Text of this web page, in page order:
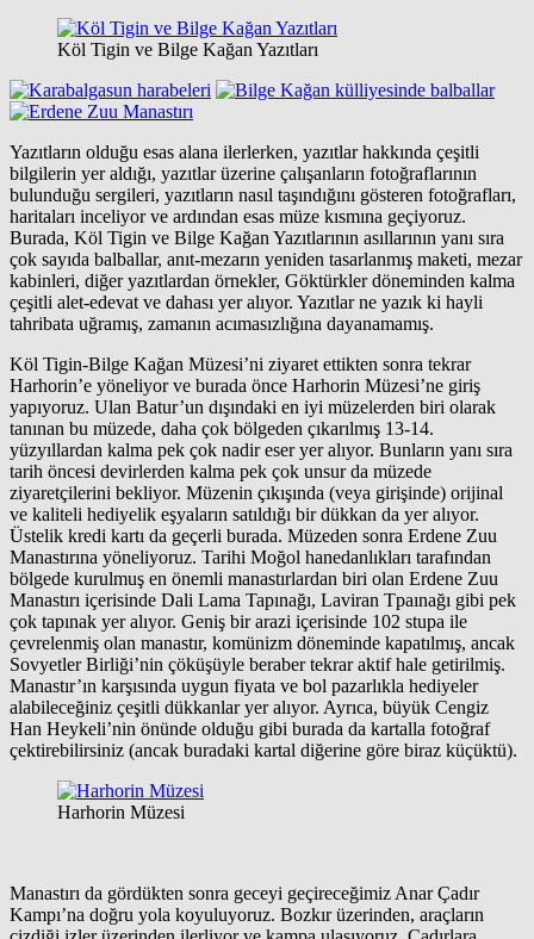
Köl Tigin ve Bilge Kağan Yazıtları
Yazıtların olduğu esas alana ilerlerken, yazıtlar hakkında çeşitli
bilgilerin yer aldığı, yazıtlar üzerine çalışanların fotoğraflarının
bulunduğu sergileri, yazıtların nasıl taşındığını gösteren fotoğrafları,
haritaları inceliyor ve ardından esas müze kısmına geçiyoruz.
Burada, Köl Tigin ve Bilge Kağan Yazıtlarının asıllarının yanı sıra
çok sayıda balballar, anıt-mezarın yeniden tasarlanmış maketi, mezar
kabinleri, diğer yazıtlardan örnekler, Göktürkler döneminden kalma
çeşitli alet-edevat ve dahası yer alıyor. Yazıtlar ne yazık ki hayli
tahribata uğramış, zamanın acımasızlığına dayanamamış.
Köl Tigin-Bilge Kağan Müzesi’ni ziyaret ettikten sonra tekrar
Harhorin’e yöneliyor ve burada önce Harhorin Müzesi’ne giriş
yapıyoruz. Ulan Batur’un dışındaki en iyi müzelerden biri olarak
tanınan bu müzede, daha çok bölgeden çıkarılmış 13-14.
yüzyıllardan kalma pek çok nadir eser yer alıyor. Bunların yanı sıra
tarih öncesi devirlerden kalma pek çok unsur da müzede
ziyaretçilerini bekliyor. Müzenin çıkışında (veya girişinde) orijinal
ve kaliteli hediyelik eşyaların satıldığı bir dükkan da yer alıyor.
Üstelik kredi kartı da geçerli burada. Müzeden sonra Erdene Zuu
Manastırına yöneliyoruz. Tarihi Moğol hanedanlıkları tarafından
bölgede kurulmuş en önemli manastırlardan biri olan Erdene Zuu
Manastırı içerisinde Dali Lama Tapınağı, Laviran Tpaınağı gibi pek
çok tapınak yer alıyor. Geniş bir arazi içerisinde 102 stupa ile
çevrelenmiş olan manastır, komünizm döneminde kapatılmış, ancak
Sovyetler Birliği’nin çöküşüyle beraber tekrar aktif hale getirilmiş.
Manastır’ın karşısında uygun fiyata ve bol pazarlıkla hediyeler
alabileceğiniz çeşitli dükkanlar yer alıyor. Ayrıca, büyük Cengiz
Han Heykeli’nin önünde olduğu gibi burada da kartalla fotoğraf
çektirebilirsiniz (ancak buradaki kartal diğerine göre biraz küçüktü).
Harhorin Müzesi
Manastırı da gördükten sonra geceyi geçireceğimiz Anar Çadır
Kampı’na doğru yola koyuluyoruz. Bozkır üzerinden, araçların